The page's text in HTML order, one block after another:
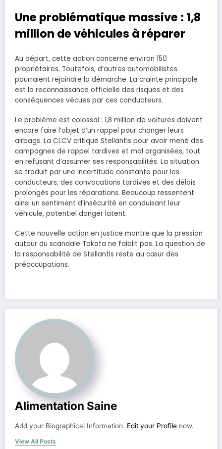
Une problématique massive : 1,8
million de véhicules à réparer
Au départ, cette action concerne environ 150
propriétaires. Toutefois, d’autres automobilistes
pourraient rejoindre la démarche. La crainte principale
est la reconnaissance officielle des risques et des
conséquences vécues par ces conducteurs.
Le problème est colossal : 1,8 million de voitures doivent
encore faire l’objet d’un rappel pour changer leurs
airbags. La CLCV critique Stellantis pour avoir mené des
campagnes de rappel tardives et mal organisées, tout
en refusant d’assumer ses responsabilités. La situation
se traduit par une incertitude constante pour les
conducteurs, des convocations tardives et des délais
prolongés pour les réparations. Beaucoup ressentent
ainsi un sentiment d’insécurité en conduisant leur
véhicule, potentiel danger latent.
Cette nouvelle action en justice montre que la pression
autour du scandale Takata ne faiblit pas. La question de
la responsabilité de Stellantis reste au cœur des
préoccupations.
Alimentation Saine
Add your Biographical Information. Edit your Profile now.
View All Posts